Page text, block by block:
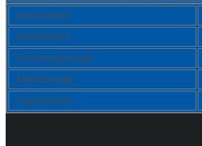
Bestelleinheit:
Inhaltseinheit:
Verpackungsmenge:
Mindestmenge:
Lagerbestand: